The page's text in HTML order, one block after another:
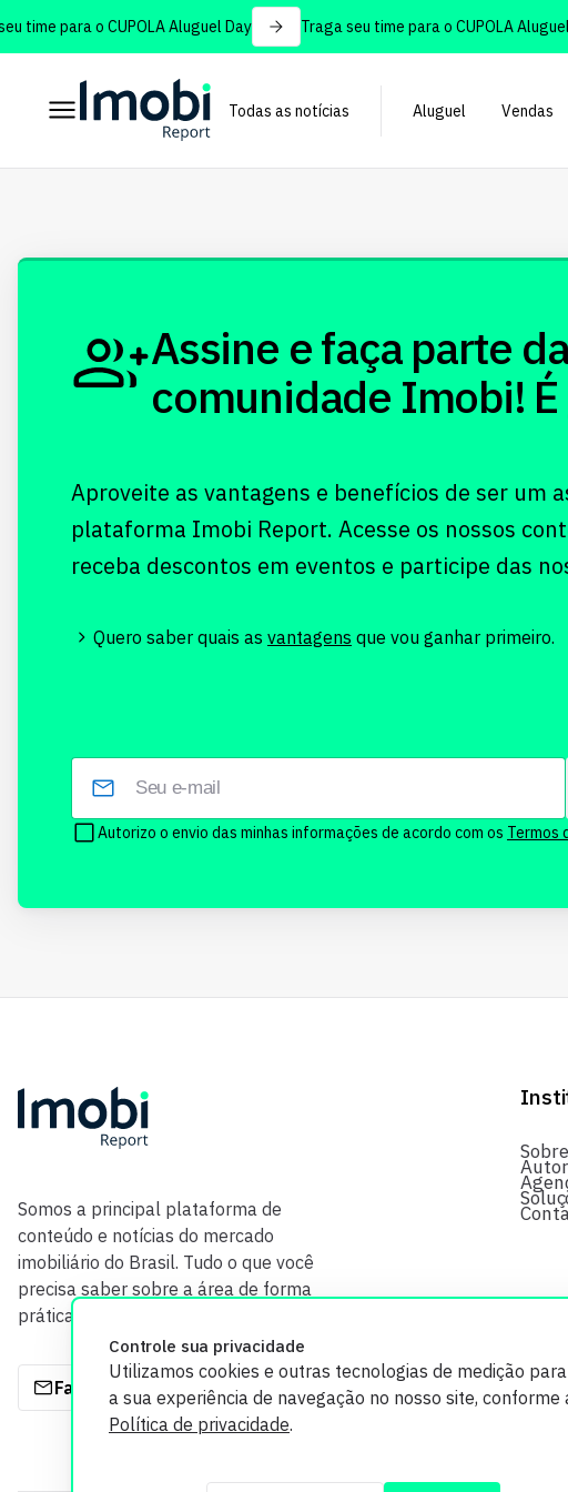
time para o CUPOLA Aluguel Day Traga seu time para o CUPOLA Aluguel
Todas as notícias Aluguel Vendas
Controle sua privacidade
Utilizamos cookies e outras tecnologias de medição
a sua experiência de navegação no nosso site, conforme
Política de privacidade.
Assine e faça parte
comunidade Imobi!
Aproveite as vantagens e benefícios de ser um
plataforma Imobi Report. Acesse os nossos
receba descontos em eventos e participe das
Quero saber quais as vantagens que vou ganhar primeiro.
Autorizo o envio das minhas informações de acordo com os Termos
Somos a principal plataforma de
conteúdo e notícias do mercado
imobiliário do Brasil. Tudo o que você
precisa saber sobre a área de forma
prática e com credibilidade.
Fale com a gente